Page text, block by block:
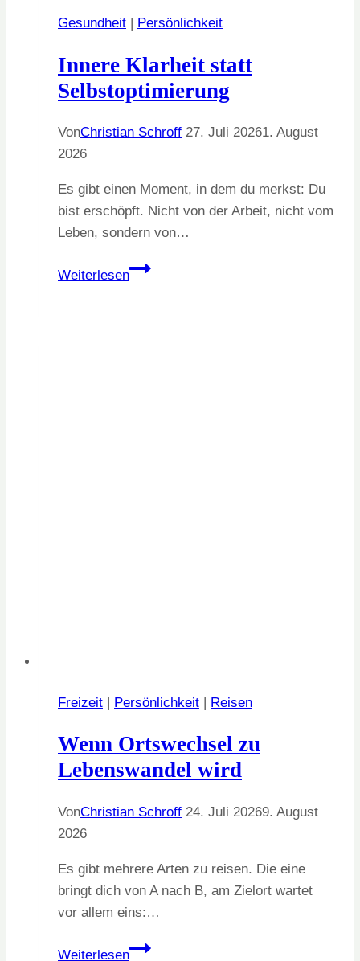
Gesundheit Persönlichkeit
Innere Klarheit statt
Selbstoptimierung
VonChristian Schroff 27. Juli 20261. August
2026
Es gibt einen Moment, in dem du merkst: Du
bist erschöpft. Nicht von der Arbeit, nicht vom
Leben, sondern von…
Weiterlesen
Innere
Freizeit | Persönlichkeit | Reisen
Wenn Ortswechsel zu
Lebenswandel wird
VonChristian Schroff 24. Juli 20269. August
2026
Es gibt mehrere Arten zu reisen. Die eine
bringt dich von A nach B, am Zielort wartet
vor allem eins:…
Weiterlesen
Wenn